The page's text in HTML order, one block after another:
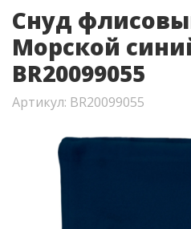
Снуд
Морской
BR20099055
Артикул: BR20099055